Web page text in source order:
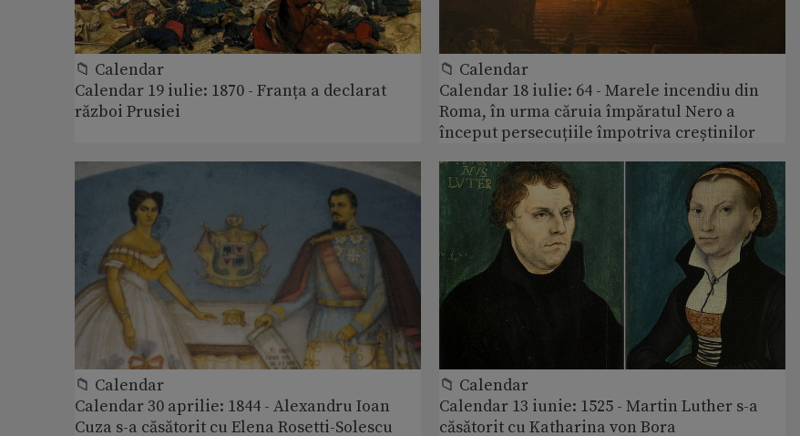
📁 Calendar
Calendar 19 iulie: 1870 - Franța a declarat
război Prusiei
📁 Calendar
Calendar 18 iulie: 64 - Marele incendiu din
Roma, în urma căruia împăratul Nero a
început persecuțiile împotriva creștinilor
📁 Calendar
Calendar 30 aprilie: 1844 - Alexandru Ioan
Cuza s-a căsătorit cu Elena Rosetti-Solescu
📁 Calendar
Calendar 13 iunie: 1525 - Martin Luther s-a
căsătorit cu Katharina von Bora